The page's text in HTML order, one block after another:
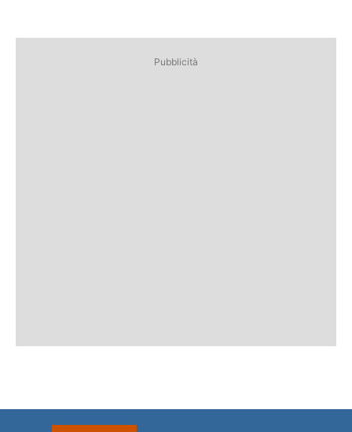
Pubblicità